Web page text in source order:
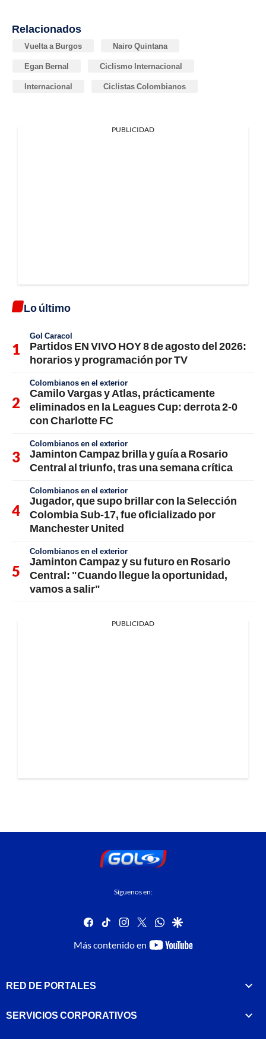
Relacionados
Vuelta a Burgos Nairo Quintana
Egan Bernal Ciclismo Internacional
Internacional Ciclistas Colombianos
PUBLICIDAD
Lo último
Gol Caracol
Partidos EN VIVO HOY 8 de agosto del 2026:
horarios y programación por TV
Colombianos en el exterior
Camilo Vargas y Atlas, prácticamente
eliminados en la Leagues Cup: derrota 2-0
con Charlotte FC
Colombianos en el exterior
Jaminton Campaz brilla y guía a Rosario
Central al triunfo, tras una semana crítica
Colombianos en el exterior
Jugador, que supo brillar con la Selección
Colombia Sub-17, fue oficializado por
Manchester United
Colombianos en el exterior
Jaminton Campaz y su futuro en Rosario
Central: "Cuando llegue la oportunidad,
vamos a salir"
PUBLICIDAD
Síguenos en:
facebook
tiktok instagram
twitterwhatsapp
google
Más contenido en
youtube-
RED DE PORTALES
SERVICIOS CORPORATIVOS